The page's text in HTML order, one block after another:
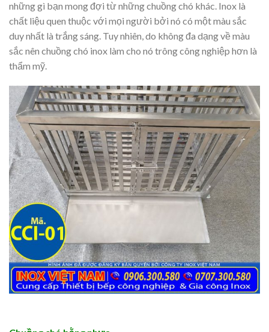
những gì bạn mong đợi từ những chuồng chó khác. Inox là
chất liệu quen thuộc với mọi người bởi nó có một màu sắc
duy nhất là trắng sáng. Tuy nhiên, do không đa dạng về màu
sắc nên chuồng chó inox làm cho nó trông công nghiệp hơn là
thẩm mỹ.